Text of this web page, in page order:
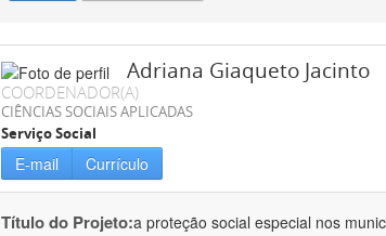
Adriana Giaqueto Jacinto
COORDENADOR(A)
CIÊNCIAS SOCIAIS APLICADAS
Serviço Social
E-mail Currículo
Título do Projeto:a proteção social especial nos